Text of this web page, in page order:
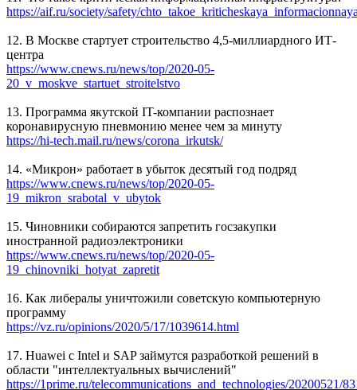
https://aif.ru/society/safety/
12. В Москве стартует строительство 4,5-миллиардного ИТ-
центра
https://www.cnews.ru/news/top/2020-05-
20_v_moskve_startuet_stroitelstvo
13. Программа якутской IT-компании распознает
коронавирусную пневмонию менее чем за минуту
https://hi-tech.mail.ru/news/corona_irkutsk/
14. «Микрон» работает в убыток десятый год подряд
https://www.cnews.ru/news/top/2020-05-
19_mikron_srabotal_v_ubytok
15. Чиновники собираются запретить госзакупки
иностранной радиоэлектроники
https://www.cnews.ru/news/top/2020-05-
19_chinovniki_hotyat_zapretit
16. Как либералы уничтожили советскую компьютерную
программу
https://vz.ru/opinions/2020/5/17/1039614.html
17. Huawei с Intel и SAP займутся разработкой решений в
области "интеллектуальных вычислений"
https://1prime.ru/telecommunications_and_technologies/20200521/